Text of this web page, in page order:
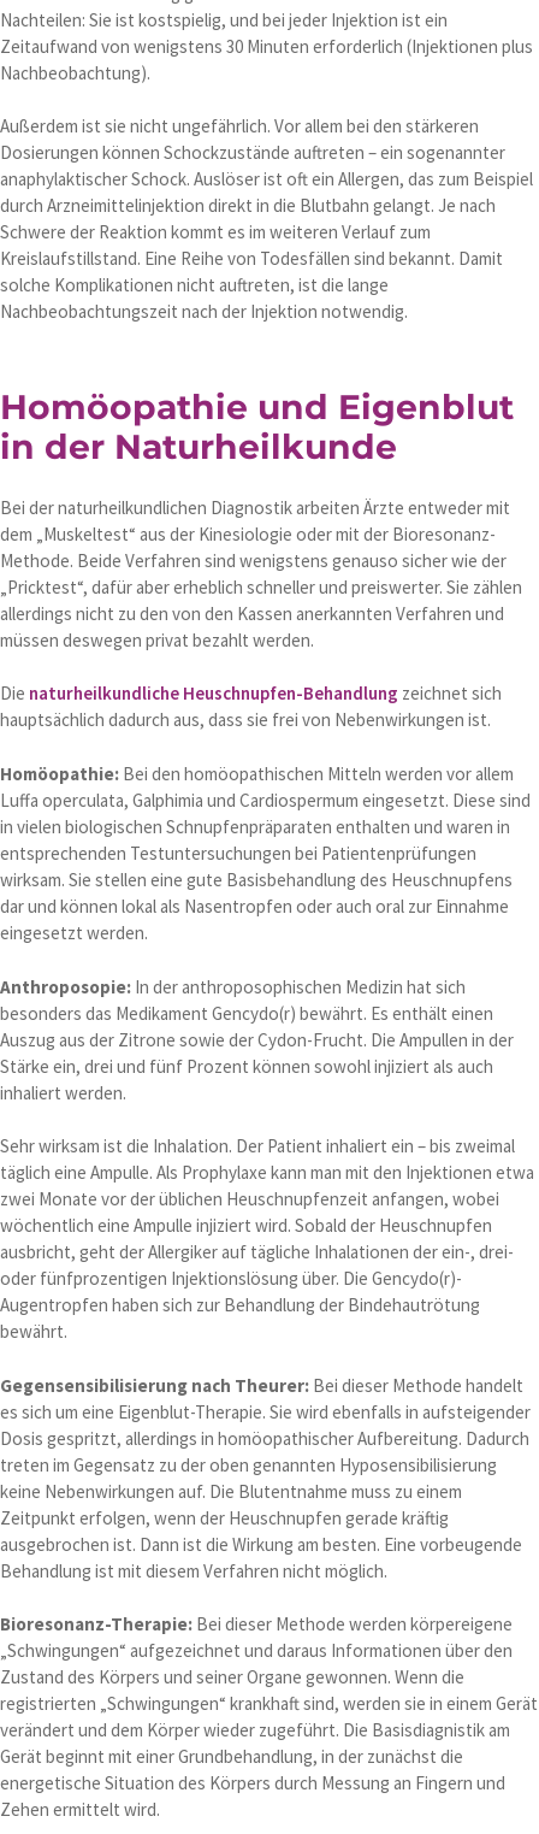
Nachteilen: Sie ist kostspielig, und bei jeder Injektion ist ein
Zeitaufwand von wenigstens 30 Minuten erforderlich (Injektionen plus
Nachbeobachtung).
Außerdem ist sie nicht ungefährlich. Vor allem bei den stärkeren
Dosierungen können Schockzustände auftreten – ein sogenannter
anaphylaktischer Schock. Auslöser ist oft ein Allergen, das zum Beispiel
durch Arzneimittelinjektion direkt in die Blutbahn gelangt. Je nach
Schwere der Reaktion kommt es im weiteren Verlauf zum
Kreislaufstillstand. Eine Reihe von Todesfällen sind bekannt. Damit
solche Komplikationen nicht auftreten, ist die lange
Nachbeobachtungszeit nach der Injektion notwendig.
Homöopathie und Eigenblut
in der Naturheilkunde
Bei der naturheilkundlichen Diagnostik arbeiten Ärzte entweder mit
dem „Muskeltest“ aus der Kinesiologie oder mit der Bioresonanz-
Methode. Beide Verfahren sind wenigstens genauso sicher wie der
„Pricktest“, dafür aber erheblich schneller und preiswerter. Sie zählen
allerdings nicht zu den von den Kassen anerkannten Verfahren und
müssen deswegen privat bezahlt werden.
Die naturheilkundliche Heuschnupfen-Behandlung zeichnet sich
hauptsächlich dadurch aus, dass sie frei von Nebenwirkungen ist.
Homöopathie: Bei den homöopathischen Mitteln werden vor allem
Luffa operculata, Galphimia und Cardiospermum eingesetzt. Diese sind
in vielen biologischen Schnupfenpräparaten enthalten und waren in
entsprechenden Testuntersuchungen bei Patientenprüfungen
wirksam. Sie stellen eine gute Basisbehandlung des Heuschnupfens
dar und können lokal als Nasentropfen oder auch oral zur Einnahme
eingesetzt werden.
Anthroposopie: In der anthroposophischen Medizin hat sich
besonders das Medikament Gencydo(r) bewährt. Es enthält einen
Auszug aus der Zitrone sowie der Cydon-Frucht. Die Ampullen in der
Stärke ein, drei und fünf Prozent können sowohl injiziert als auch
inhaliert werden.
Sehr wirksam ist die Inhalation. Der Patient inhaliert ein – bis zweimal
täglich eine Ampulle. Als Prophylaxe kann man mit den Injektionen etwa
zwei Monate vor der üblichen Heuschnupfenzeit anfangen, wobei
wöchentlich eine Ampulle injiziert wird. Sobald der Heuschnupfen
ausbricht, geht der Allergiker auf tägliche Inhalationen der ein-, drei-
oder fünfprozentigen Injektionslösung über. Die Gencydo(r)-
Augentropfen haben sich zur Behandlung der Bindehautrötung
bewährt.
Gegensensibilisierung nach Theurer: Bei dieser Methode handelt
es sich um eine Eigenblut-Therapie. Sie wird ebenfalls in aufsteigender
Dosis gespritzt, allerdings in homöopathischer Aufbereitung. Dadurch
treten im Gegensatz zu der oben genannten Hyposensibilisierung
keine Nebenwirkungen auf. Die Blutentnahme muss zu einem
Zeitpunkt erfolgen, wenn der Heuschnupfen gerade kräftig
ausgebrochen ist. Dann ist die Wirkung am besten. Eine vorbeugende
Behandlung ist mit diesem Verfahren nicht möglich.
Bioresonanz-Therapie: Bei dieser Methode werden körpereigene
„Schwingungen“ aufgezeichnet und daraus Informationen über den
Zustand des Körpers und seiner Organe gewonnen. Wenn die
registrierten „Schwingungen“ krankhaft sind, werden sie in einem Gerät
verändert und dem Körper wieder zugeführt. Die Basisdiagnistik am
Gerät beginnt mit einer Grundbehandlung, in der zunächst die
energetische Situation des Körpers durch Messung an Fingern und
Zehen ermittelt wird.